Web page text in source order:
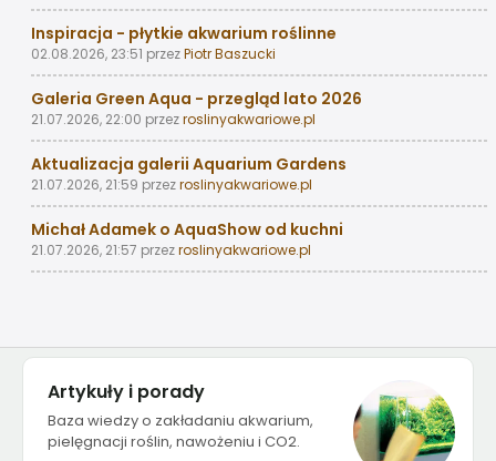
Inspiracja - płytkie akwarium roślinne
02.08.2026, 23:51 przezPiotr Baszucki
Galeria Green Aqua - przegląd lato 2026
21.07.2026, 22:00 przezroslinyakwariowe.pl
Aktualizacja galerii Aquarium Gardens
21.07.2026, 21:59 przezroslinyakwariowe.pl
Michał Adamek o AquaShow od kuchni
21.07.2026, 21:57 przezroslinyakwariowe.pl
Artykuły i porady
Baza wiedzy o zakładaniu akwarium,
pielęgnacji roślin, nawożeniu i CO2.